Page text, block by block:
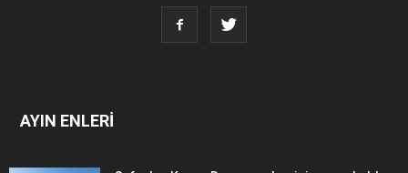
AYIN ENLERİ